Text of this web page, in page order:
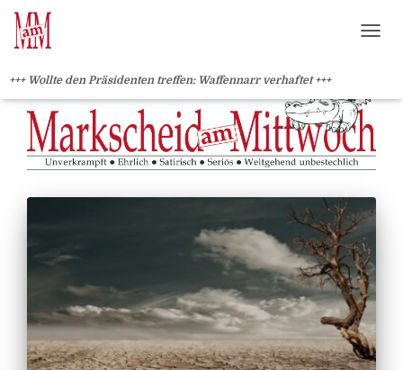
+++ Wollte den Präsidenten treffen: Waffennarr verhaftet +++